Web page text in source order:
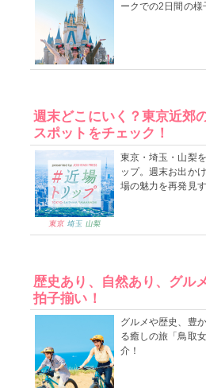
ークでの2日間の様
週末どこにいく？東京近郊
スポットをチェック！
東京・埼玉・山梨
ップ。週末お出か
場の魅力を再発見
歴史あり、自然あり、グル
拍子揃い！
グルメや歴史、豊
る癒しの旅「鳥取
介！